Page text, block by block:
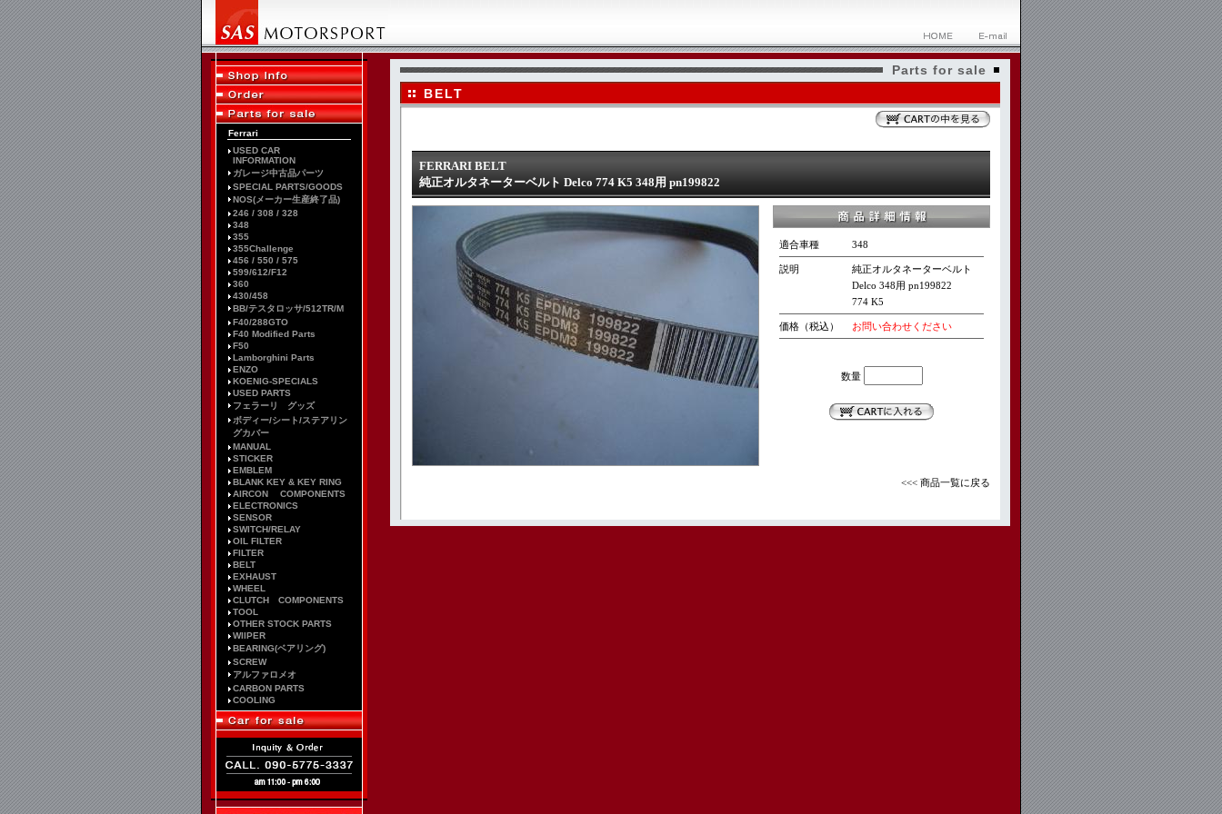
Ferrari
USED CAR
INFORMATION
ガレージ中古品パーツ
SPECIAL PARTS/GOODS
NOS(メーカー生産終了品)
246 / 308 / 328
348
355
355Challenge
456 / 550 / 575
599/612/F12
360
430/458
BB/テスタロッサ/512TR/M
F40/288GTO
F40 Modified Parts
F50
Lamborghini Parts
ENZO
KOENIG-SPECIALS
USED PARTS
フェラーリ グッズ
ボディー/シート/ステアリン
グカバー
MANUAL
STICKER
EMBLEM
BLANK KEY & KEY RING
AIRCON COMPONENTS
ELECTRONICS
SENSOR
SWITCH/RELAY
OIL FILTER
FILTER
BELT
EXHAUST
WHEEL
CLUTCH COMPONENTS
TOOL
OTHER STOCK PARTS
WIIPER
BEARING(ベアリング)
SCREW
アルファロメオ
CARBON PARTS
COOLING
Parts for sale
BELT
FERRARI BELT
純正オルタネーターベルト Delco 774 K5 348用 pn199822
適合車種 348
説明
純正オルタネーターベルト
Delco 348用 pn199822
774 K5
価格（税込） お問い合わせください
数量
<<< 商品一覧に戻る